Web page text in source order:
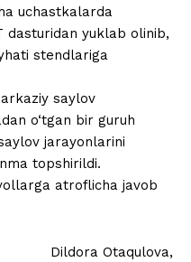
uchastkalarda
dasturidan yuklab olinib,
stendlariga
saylov
o‘tgan bir guruh
jarayonlarini
topshirildi.
atroflicha javob
Dildora Otaqulova,